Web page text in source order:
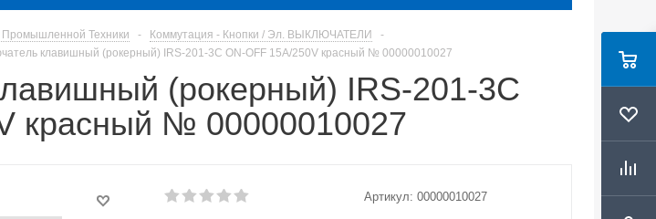
Техники - Коммутация - Кнопки / Эл. ВЫКЛЮЧАТЕЛИ
-
клавишный (рокерный) IRS-201-3C ON-OFF 15A/250V красный № 00000010027
(рокерный) IRS-201-3C
красный № 00000010027
Артикул: 00000010027